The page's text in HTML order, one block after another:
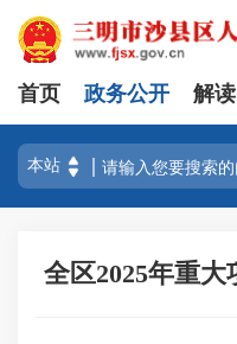
首页 政务公开 解
全区2025年重